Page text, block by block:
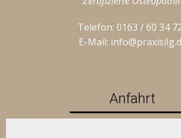
Telefon: 0163 / 60 34
E-Mail:
Anfahrt